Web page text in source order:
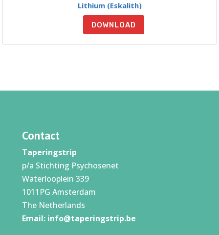
Lithium (Eskalith)
DOWNLOAD
Contact
Taperingstrip
p/a Stichting Psychosenet
Waterlooplein 339
1011PG Amsterdam
The Netherlands
Email: info@taperingstrip.be